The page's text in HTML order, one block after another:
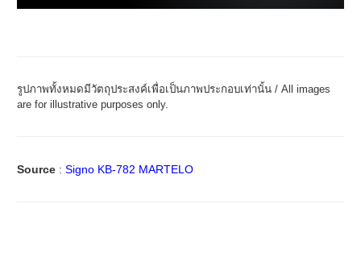
รูปภาพทั้งหมดมีวัตถุประสงค์เพื่อเป็นภาพประกอบเท่านั้น / All images
are for illustrative purposes only.
Source : Signo KB-782 MARTELO